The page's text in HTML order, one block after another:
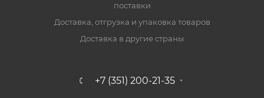
поставки
Доставка, отгрузка и упаковка товаров
Доставка в другие страны
+7 (351) 200-21-35